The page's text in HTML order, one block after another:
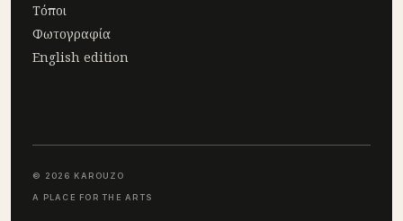
Τόποι
Φωτογραφία
English edition
© 2026 KAROUZO
A PLACE FOR THE ARTS